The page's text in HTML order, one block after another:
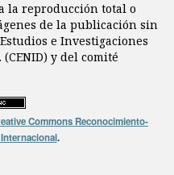
la reproducción total o
de la publicación sin
e Investigaciones
y del comité
Commons Reconocimiento-
.